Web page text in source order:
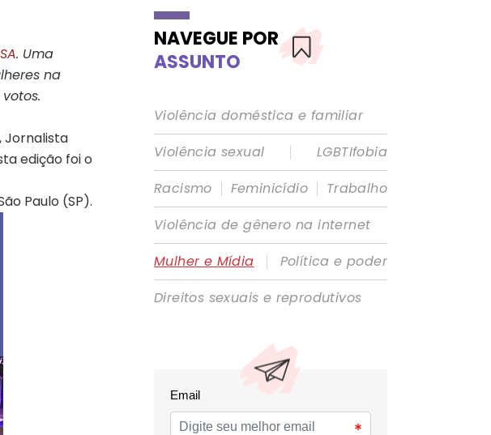
. Uma
na
Jornalista
edição foi o
Paulo (SP).
NAVEGUE POR
ASSUNTO
Violência doméstica e familiar
Violência sexual
|
LGBTIfobia
Racismo | Feminicídio | Trabalho
Violência de gênero na internet
Mulher e Mídia
|
Política e poder
Direitos sexuais e reprodutivos